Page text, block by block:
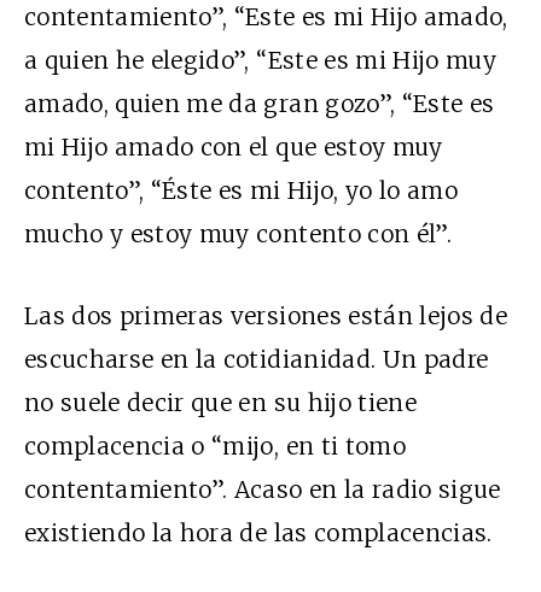
contentamiento”, “Este es mi Hijo amado,
a quien he elegido”, “Este es mi Hijo muy
amado, quien me da gran gozo”, “Este es
mi Hijo amado con el que estoy muy
contento”, “Éste es mi Hijo, yo lo amo
mucho y estoy muy contento con él”.
Las dos primeras versiones están lejos de
escucharse en la cotidianidad. Un padre
no suele decir que en su hijo tiene
complacencia o “mijo, en ti tomo
contentamiento”. Acaso en la radio sigue
existiendo la hora de las complacencias.